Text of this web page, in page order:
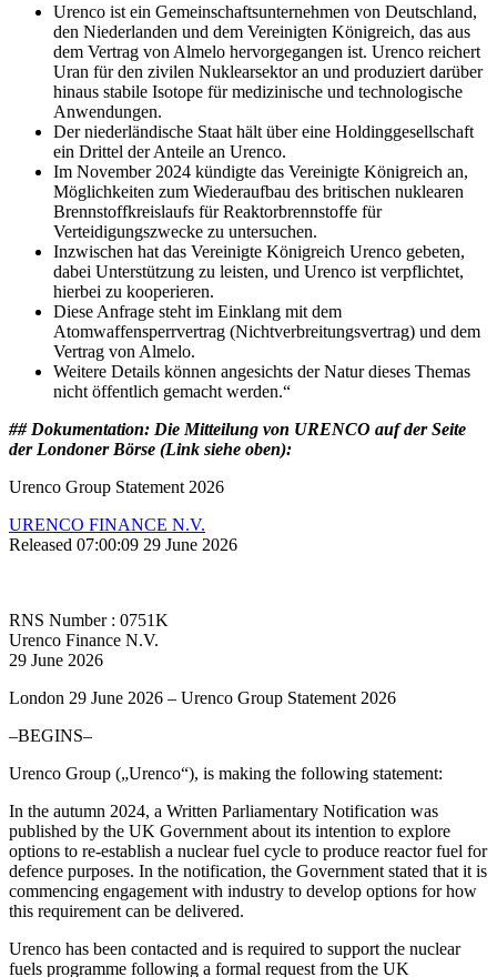
Urenco ist ein Gemeinschaftsunternehmen von Deutschland,
den Niederlanden und dem Vereinigten Königreich, das aus
dem Vertrag von Almelo hervorgegangen ist. Urenco reichert
Uran für den zivilen Nuklearsektor an und produziert darüber
hinaus stabile Isotope für medizinische und technologische
Anwendungen.
Der niederländische Staat hält über eine Holdinggesellschaft
ein Drittel der Anteile an Urenco.
Im November 2024 kündigte das Vereinigte Königreich an,
Möglichkeiten zum Wiederaufbau des britischen nuklearen
Brennstoffkreislaufs für Reaktorbrennstoffe für
Verteidigungszwecke zu untersuchen.
Inzwischen hat das Vereinigte Königreich Urenco gebeten,
dabei Unterstützung zu leisten, und Urenco ist verpflichtet,
hierbei zu kooperieren.
Diese Anfrage steht im Einklang mit dem
Atomwaffensperrvertrag (Nichtverbreitungsvertrag) und dem
Vertrag von Almelo.
Weitere Details können angesichts der Natur dieses Themas
nicht öffentlich gemacht werden.“
## Dokumentation: Die Mitteilung von URENCO auf der Seite
der Londoner Börse (Link siehe oben):
Urenco Group Statement 2026
URENCO FINANCE N.V.
Released 07:00:09 29 June 2026
RNS Number : 0751K
Urenco Finance N.V.
29 June 2026
London 29 June 2026 – Urenco Group Statement 2026
–BEGINS–
Urenco Group („Urenco“), is making the following statement:
In the autumn 2024, a Written Parliamentary Notification was
published by the UK Government about its intention to explore
options to re-establish a nuclear fuel cycle to produce reactor fuel for
defence purposes. In the notification, the Government stated that it is
commencing engagement with industry to develop options for how
this requirement can be delivered.
Urenco has been contacted and is required to support the nuclear
fuels programme following a formal request from the UK